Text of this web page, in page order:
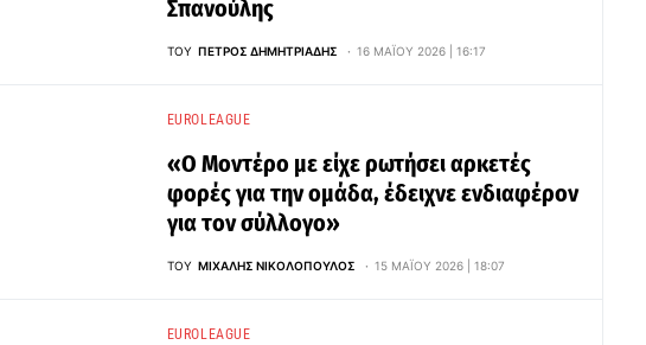
Σπανούλης
ΤΟΥ ΠΈΤΡΟΣ ΔΗΜΗΤΡΙΆΔΗΣ 16 ΜΑΪ́ΟΥ 2026 | 16:17
EUROLEAGUE
«Ο Μοντέρο με είχε ρωτήσει αρκετές
φορές για την ομάδα, έδειχνε ενδιαφέρον
για τον σύλλογο»
ΤΟΥ ΜΙΧΆΛΗΣ ΝΙΚΟΛΌΠΟΥΛΟΣ 15 ΜΑΪ́ΟΥ 2026 | 18:07
EUROLEAGUE